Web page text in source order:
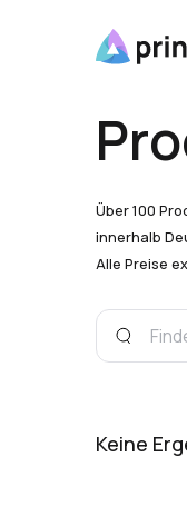
Über 100
innerhalb
Alle Preise
Keine